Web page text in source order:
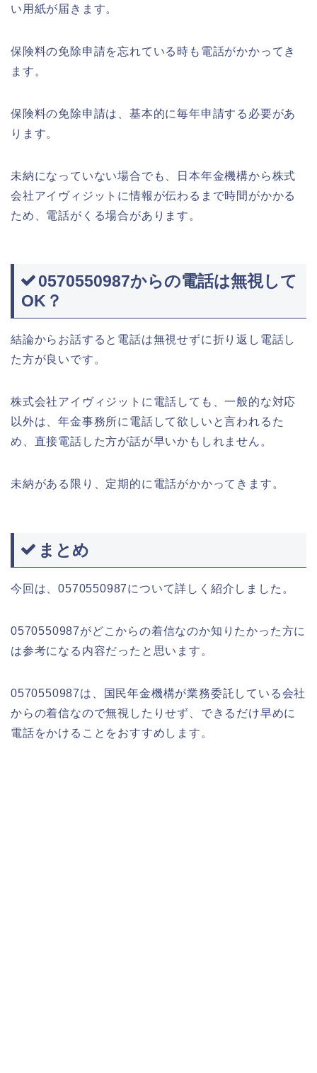
い用紙が届きます。
保険料の免除申請を忘れている時も電話がかかってき
ます。
保険料の免除申請は、基本的に毎年申請する必要があ
ります。
未納になっていない場合でも、日本年金機構から株式
会社アイヴィジットに情報が伝わるまで時間がかかる
ため、電話がくる場合があります。
0570550987からの電話は無視して
OK？
結論からお話すると電話は無視せずに折り返し電話し
た方が良いです。
株式会社アイヴィジットに電話しても、一般的な対応
以外は、年金事務所に電話して欲しいと言われるた
め、直接電話した方が話が早いかもしれません。
未納がある限り、定期的に電話がかかってきます。
まとめ
今回は、0570550987について詳しく紹介しました。
0570550987がどこからの着信なのか知りたかった方に
は参考になる内容だったと思います。
0570550987は、国民年金機構が業務委託している会社
からの着信なので無視したりせず、できるだけ早めに
電話をかけることをおすすめします。